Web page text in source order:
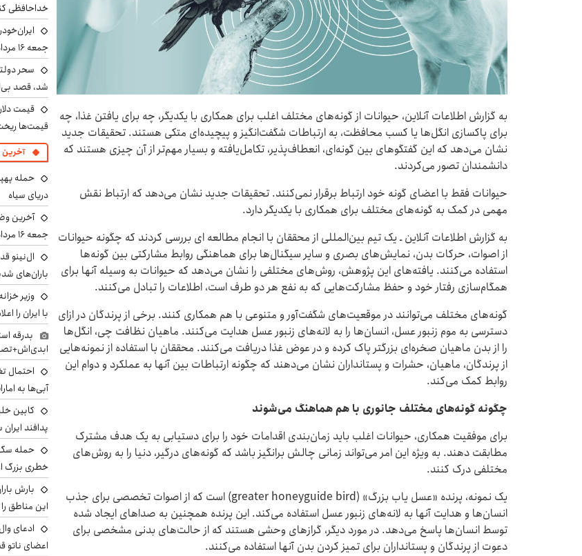
به گزارش اطلاعات آنلاین، حیوانات از گونه‌های مختلف اغلب برای همکاری با یکدیگر، چه برای یافتن غذا، چه
برای پاکسازی انگل‌ها یا کسب محافظت، به ارتباطات شگفت‌انگیز و پیچیده‌ای متکی هستند. تحقیقات جدید
نشان می‌دهد که این گفتگوهای بین گونه‌ای، انعطاف‌پذیر، تکامل‌یافته و بسیار مهم‌تر از آن چیزی هستند که
دانشمندان تصور می‌کردند.
حیوانات فقط با اعضای گونه‌ خود ارتباط برقرار نمی‌کنند. تحقیقات جدید نشان می‌دهد که ارتباط نقش
مهمی در کمک به گونه‌های مختلف برای همکاری با یکدیگر دارد.
به گزارش اطلاعات آنلاین ـ یک تیم بین‌المللی از محققان با انجام مطالعه ای بررسی کردند که چگونه حیوانات
از اصوات، حرکات بدن، نمایش‌های بصری و سایر سیگنال‌ها برای هماهنگی روابط مشارکتی بین گونه‌ها
استفاده می‌کنند. یافته‌های این پژوهش، روش‌های مختلفی را نشان می‌دهد که حیوانات به وسیله آنها برای
همگام‌سازی رفتار خود و حفظ مشارکت‌هایی که به نفع هر دو طرف است، اطلاعات را تبادل می‌کنند.
گونه‌های مختلف می‌توانند در موقعیت‌های شگفت‌آور و متنوعی با هم همکاری کنند. برخی از پرندگان در ازای
دسترسی به موم زنبور عسل، انسان‌ها را به لانه‌های زنبور عسل هدایت می‌کنند. ماهیان نظافت چی، انگل‌ها
را از بدن ماهیان صخره‌ای بزرگتر پاک کرده و در عوض غذا دریافت می‌کنند. محققان با استفاده از نمونه‌هایی
از پرندگان، ماهیان، حشرات و پستانداران نشان می‌دهند که چگونه ارتباطات بین آنها به عملکرد و دوام این
روابط کمک می‌کند.
چگونه گونه‌های مختلف جانوری با هم هماهنگ می‌شوند
برای موفقیت همکاری، حیوانات اغلب باید زمان‌بندی اقدامات خود را برای دستیابی به یک هدف مشترک
مطابقت دهند. به ویژه این امر می‌تواند زمانی چالش برانگیز باشد که گونه‌های درگیر، دنیا را به روش‌های
مختلفی درک کنند.
یک نمونه، پرنده «عسل یاب بزرگ» (greater honeyguide bird) است که از اصوات تخصصی برای جذب
انسان‌ها و هدایت آنها به لانه‌های زنبور عسل استفاده می‌کند. این پرنده همچنین به صداهای ایجاد شده
توسط انسان‌ها پاسخ می‌دهد. در مورد دیگر، گرازهای وحشی هستند که از حالت‌های بدنی مشخصی برای
دعوت از پرندگان و پستانداران برای تمیز کردن بدن آنها استفاده می‌کنند.
خداحافظی
جمعه ۱۶ مرداد ۱۴۰۵
سحر
شد، قصد
قیمت‌ها
حمله
دریای سیاه
آخرین
جمعه ۱۶ مرداد مشخص شد
ال‌نینو
باران‌های
وزیر
با ایران را
بدرقه
احتمال
آبی‌ها به
پدافند
خطری بزرگ
بارش
این مناطق
ادعای
اعضای